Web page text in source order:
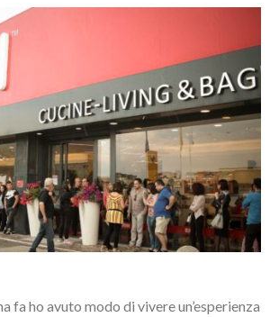
fa ho avuto modo di vivere un’esperienza